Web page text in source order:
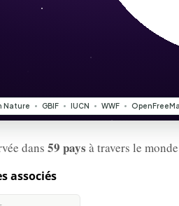
dans 59 pays à travers le
associés